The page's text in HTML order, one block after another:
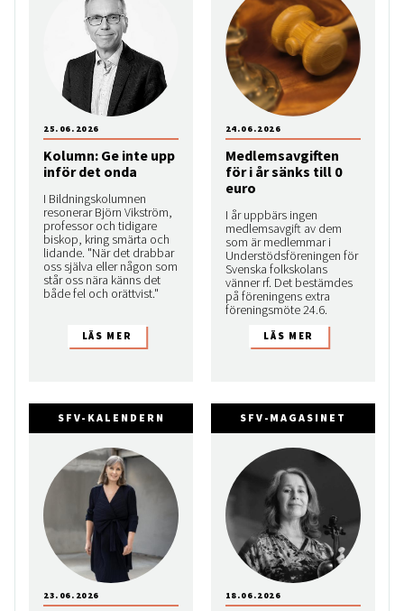
Kolumn: Ge inte upp
inför det onda
I Bildningskolumnen
resonerar Björn Vikström,
professor och tidigare
biskop, kring smärta och
lidande. "När det drabbar
oss själva eller någon som
står oss nära känns det
både fel och orättvist."
25.06.2026
Medlemsavgiften
för i år sänks till 0
euro
I år uppbärs ingen
medlemsavgift av dem
som är medlemmar i
Understödsföreningen för
Svenska folkskolans
vänner rf. Det bestämdes
på föreningens extra
föreningsmöte 24.6.
24.06.2026
SFV-KALENDERN
23.06.2026
SFV-MAGASINET
18.06.2026